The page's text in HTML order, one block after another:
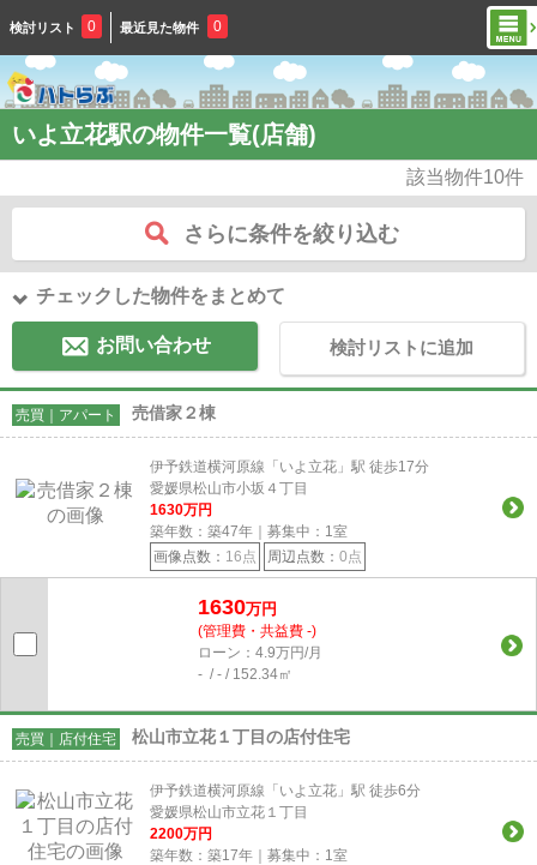
検討リスト 0 最近見た物件 0
いよ立花駅の物件一覧(店舗)
該当物件10件
さらに条件を絞り込む
チェックした物件をまとめて
お問い合わせ 検討リストに追加
売買｜アパート 売借家２棟
伊予鉄道横河原線「いよ立花」駅 徒歩17分
愛媛県松山市小坂４丁目
1630万円
築年数：築47年｜募集中： 1室
画像点数： 16点 周辺点数： 0点
1630万円
(管理費・共益費 -)
ローン：4.9万円/月
- / - / 152.34㎡
売買｜店付住宅 松山市立花１丁目の店付住宅
伊予鉄道横河原線「いよ立花」駅 徒歩6分
愛媛県松山市立花１丁目
2200万円
築年数：築17年｜募集中： 1室